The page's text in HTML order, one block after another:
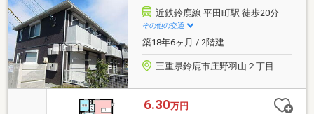
近鉄鈴鹿線 平田町駅 徒歩20分
その他の交通
築18年6ヶ月 / 2階建
三重県鈴鹿市庄野羽山２丁目
6.30万円